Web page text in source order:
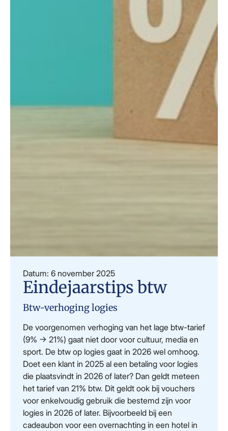
Datum: 6 november 2025
Eindejaarstips btw
Btw-verhoging logies
De voorgenomen verhoging van het lage btw-tarief
(9% → 21%) gaat niet door voor cultuur, media en
sport. De btw op logies gaat in 2026 wel omhoog.
Doet een klant in 2025 al een betaling voor logies
die plaatsvindt in 2026 of later? Dan geldt meteen
het tarief van 21% btw. Dit geldt ook bij vouchers
voor enkelvoudig gebruik die bestemd zijn voor
logies in 2026 of later. Bijvoorbeeld bij een
cadeaubon voor een overnachting in een hotel in